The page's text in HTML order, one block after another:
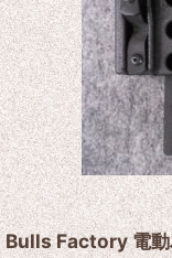
Bulls Factory 電動